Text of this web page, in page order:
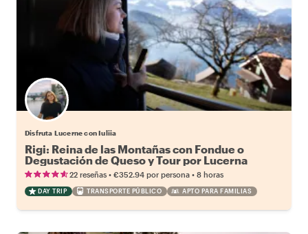
Disfruta Lucerne con Iuliia
Rigi: Reina de las Montañas con Fondue o
Degustación de Queso y Tour por Lucerna
22 reseñas • €352.94 por persona • 8 horas
DAY TRIP TRANSPORTE PÚBLICO APTO PARA FAMILIAS